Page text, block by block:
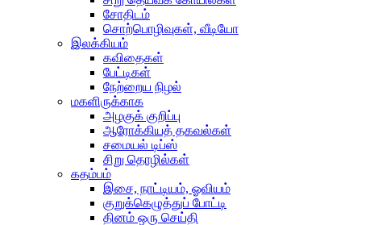
சோதிடம்
சொற்பொழிவுகள், வீடியோ
இலக்கியம்
கவிதைகள்
பேட்டிகள்
நேற்றைய நிழல்
மகளிருக்காக
அழகுக் குறிப்பு
ஆரோக்கியத் தகவல்கள்
சமையல் டிப்ஸ்
சிறு தொழில்கள்
கதம்பம்
இசை, நாட்டியம், ஓவியம்
குறுக்கெழுத்துப் போட்டி
தினம் ஒரு செய்தி